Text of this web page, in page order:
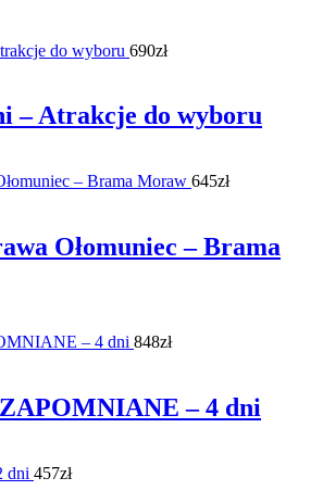
690zł
– Atrakcje do wyboru
645zł
Ołomuniec – Brama
848zł
– 4 dni
457zł